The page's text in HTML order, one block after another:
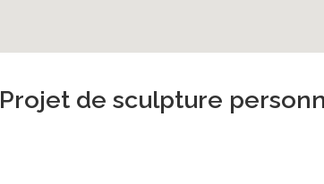
Projet de sculpture